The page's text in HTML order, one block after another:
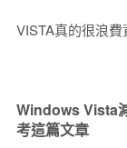
VISTA真的很浪
Windows Vista
考這篇文章